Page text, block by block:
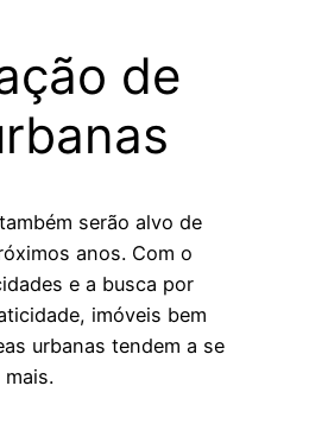
de
serão alvo de
anos. Com o
e a busca por
imóveis bem
urbanas tendem a se